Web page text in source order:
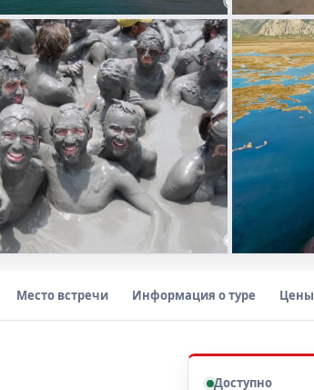
Место встречи Информация о туре Цены
Доступно